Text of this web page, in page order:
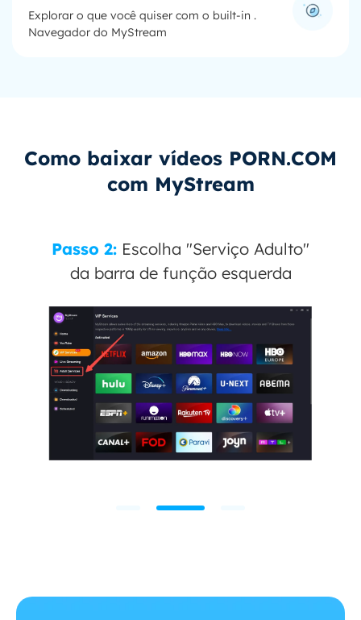
Explorar o que você quiser com o built-in .
Navegador do MyStream
Como baixar vídeos PORN.COM
com MyStream
Passo 2: Escolha "Serviço Adulto"
da barra de função esquerda